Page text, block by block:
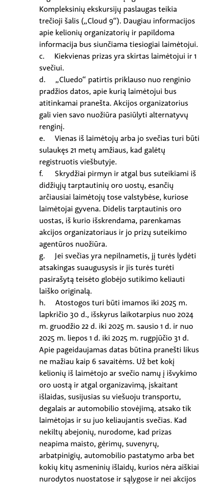
Kompleksinių ekskursijų paslaugas teikia
trečioji šalis („Cloud 9“). Daugiau informacijos
apie kelionių organizatorių ir papildoma
informacija bus siunčiama tiesiogiai laimėtojui.
c. Kiekvienas prizas yra skirtas laimėtojui ir 1
svečiui.
d. „Cluedo“ patirtis priklauso nuo renginio
pradžios datos, apie kurią laimėtojui bus
atitinkamai pranešta. Akcijos organizatorius
gali vien savo nuožiūra pasiūlyti alternatyvų
renginį.
e. Vienas iš laimėtojų arba jo svečias turi būti
sulaukęs 21 metų amžiaus, kad galėtų
registruotis viešbutyje.
f. Skrydžiai pirmyn ir atgal bus suteikiami iš
didžiųjų tarptautinių oro uostų, esančių
arčiausiai laimėtojų tose valstybėse, kuriose
laimėtojai gyvena. Didelis tarptautinis oro
uostas, iš kurio išskrendama, parenkamas
akcijos organizatoriaus ir jo prizų suteikimo
agentūros nuožiūra.
g. Jei svečias yra nepilnametis, jį turės lydėti
atsakingas suaugusysis ir jis turės turėti
pasirašytą teisėto globėjo sutikimo keliauti
laiško originalą.
h. Atostogos turi būti imamos iki 2025 m.
lapkričio 30 d., išskyrus laikotarpius nuo 2024
m. gruodžio 22 d. iki 2025 m. sausio 1 d. ir nuo
2025 m. liepos 1 d. iki 2025 m. rugpjūčio 31 d.
Apie pageidaujamas datas būtina pranešti likus
ne mažiau kaip 6 savaitėms. Už bet kokį
kelionių iš laimėtojo ar svečio namų į išvykimo
oro uostą ir atgal organizavimą, įskaitant
išlaidas, susijusias su viešuoju transportu,
degalais ar automobilio stovėjimą, atsako tik
laimėtojas ir su juo keliaujantis svečias. Kad
nekiltų abejonių, nurodome, kad prizas
neapima maisto, gėrimų, suvenyrų,
arbatpinigių, automobilio pastatymo arba bet
kokių kitų asmeninių išlaidų, kurios nėra aiškiai
nurodytos nuostatose ir sąlygose ir nei akcijos